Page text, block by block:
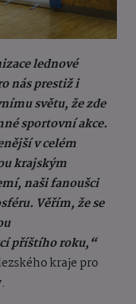
lednové
nás prestiž i
světu, že zde
sportovní akce.
v celém
krajským
naši fanoušci
Věřím, že se
příštího roku,“
kraje pro